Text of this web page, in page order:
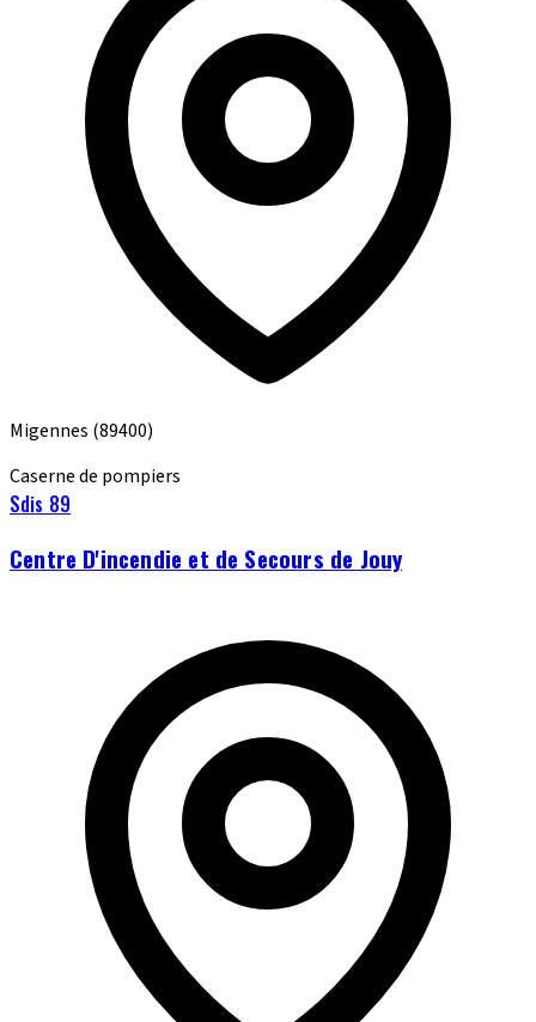
Migennes (89400)
Caserne de pompiers
Sdis 89
Centre D'incendie et de Secours de Jouy